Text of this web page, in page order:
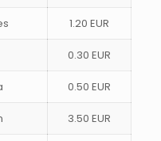
1.20 EUR
0.30 EUR
0.50 EUR
3.50 EUR